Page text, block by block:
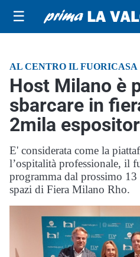
☰
AL CENTRO IL FUORICASA
Host Milano è
sbarcare in
2mila
E' considerata come la
l’ospitalità professionale, il
programma dal prossimo
spazi di Fiera Milano Rho.